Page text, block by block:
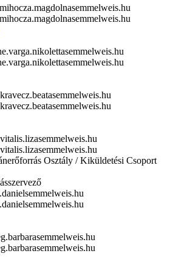
mihocza.magdolnasemmelweis.hu
mihocza.magdolnasemmelweis.hu
semmelweis.hu
semmelweis.hu
kravecz.beatasemmelweis.hu
kravecz.beatasemmelweis.hu
vitalis.lizasemmelweis.hu
vitalis.lizasemmelweis.hu
Osztály / Kiküldetési Csoport
semmelweis.hu
semmelweis.hu
semmelweis.hu
semmelweis.hu